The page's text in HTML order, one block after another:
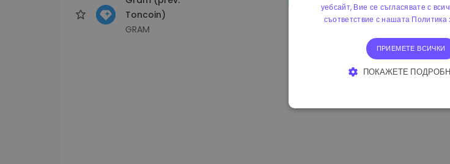
Toncoin)
GRAM
1.160000 € -4.10%
уебсайт, Вие се съгласявате с
съответствие с нашата Политика
ПРИЕМЕТЕ ВСИЧКИ
ПОКАЖЕТЕ